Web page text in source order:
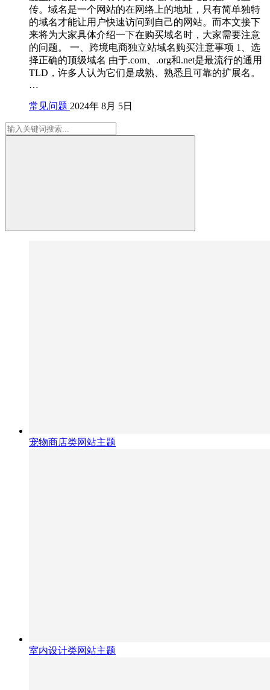
传。域名是一个网站的在网络上的地址，只有简单独特
的域名才能让用户快速访问到自己的网站。而本文接下
来将为大家具体介绍一下在购买域名时，大家需要注意
的问题。 一、跨境电商独立站域名购买注意事项 1、选
择正确的顶级域名 由于.com、.org和.net是最流行的通用
TLD，许多人认为它们是成熟、熟悉且可靠的扩展名。
…
常见问题 2024年 8月 5日
宠物商店类网站主题
室内设计类网站主题